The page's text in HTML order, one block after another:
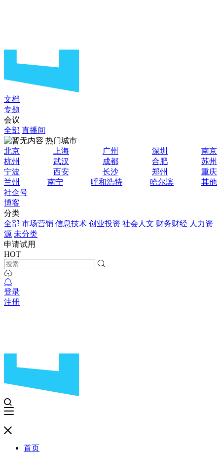
文档
专题
会议
全部 直播间
热门城市
北京
上海 广州 深圳
南京
杭州
武汉 成都 合肥
苏州
宁波
西安 长沙 郑州
重庆
兰州
南宁 呼和浩特 哈尔滨
其他
社企号
博客
分类
全部 市场营销 信息技术 创业投资 社会人文 财务财经 人力资
源 未分类
申请试用
HOT
登录
注册
首页